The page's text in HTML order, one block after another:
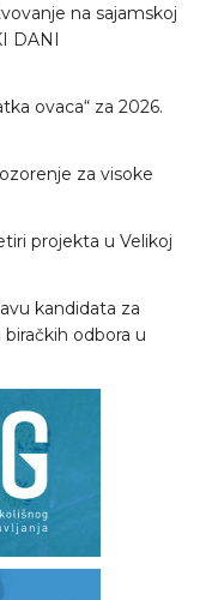
na sajamskoj
DANI
ovaca“ za 2026.
za visoke
projekta u Velikoj
kandidata za
odbora u